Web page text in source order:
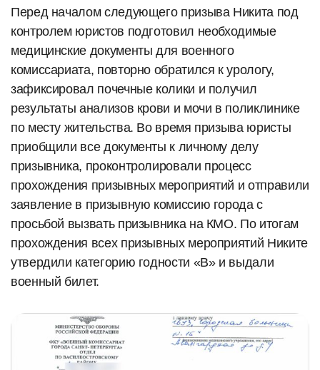
Перед началом следующего призыва Никита под
контролем юристов подготовил необходимые
медицинские документы для военного
комиссариата, повторно обратился к урологу,
зафиксировал почечные колики и получил
результаты анализов крови и мочи в поликлинике
по месту жительства. Во время призыва юристы
приобщили все документы к личному делу
призывника, проконтролировали процесс
прохождения призывных мероприятий и отправили
заявление в призывную комиссию города с
просьбой вызвать призывника на КМО. По итогам
прохождения всех призывных мероприятий Никите
утвердили категорию годности «В» и выдали
военный билет.